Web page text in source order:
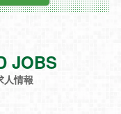
JOBS
人情報